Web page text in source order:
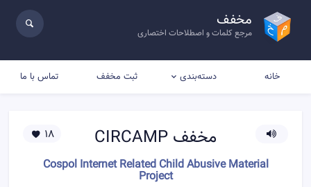
مخفف
مرجع کلمات و اصطلاحات اختصاری
خانه دسته‌بندی ثبت مخفف تماس با ما
مخفف CIRCAMP
Cospol Internet Related Child Abusive Material
Project
18